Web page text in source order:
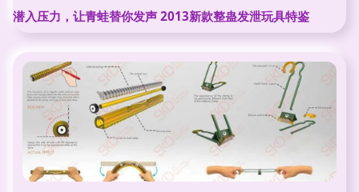
潜入压力，让青蛙替你发声 2013新款整蛊发泄玩具特鉴